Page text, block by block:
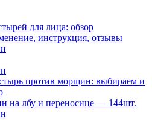
для лица: обзор
инструкция, отзывы
против морщин: выбираем и
на лбу и переносице — 144шт.